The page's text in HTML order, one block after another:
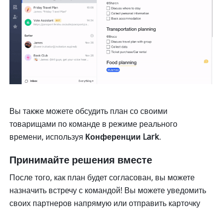
Вы также можете обсудить план со своими
товарищами по команде в режиме реального
времени, используя Конференции Lark.
Принимайте решения вместе
После того, как план будет согласован, вы можете
назначить встречу с командой! Вы можете уведомить
своих партнеров напрямую или отправить карточку